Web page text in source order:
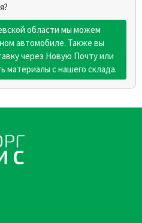
области мы можем
автомобиле. Также вы
через Новую Почту или
материалы с нашего склада.